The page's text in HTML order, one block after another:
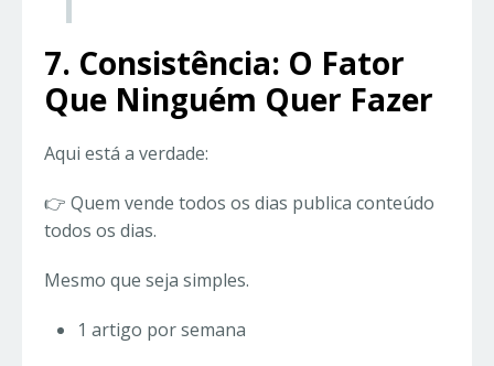
7. Consistência: O Fator
Que Ninguém Quer Fazer
Aqui está a verdade:
👉 Quem vende todos os dias publica conteúdo
todos os dias.
Mesmo que seja simples.
1 artigo por semana